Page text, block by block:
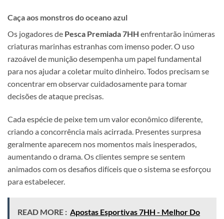
Caça aos monstros do oceano azul
Os jogadores de Pesca Premiada 7HH enfrentarão inúmeras
criaturas marinhas estranhas com imenso poder. O uso
razoável de munição desempenha um papel fundamental
para nos ajudar a coletar muito dinheiro. Todos precisam se
concentrar em observar cuidadosamente para tomar
decisões de ataque precisas.
Cada espécie de peixe tem um valor econômico diferente,
criando a concorrência mais acirrada. Presentes surpresa
geralmente aparecem nos momentos mais inesperados,
aumentando o drama. Os clientes sempre se sentem
animados com os desafios difíceis que o sistema se esforçou
para estabelecer.
READ MORE : Apostas Esportivas 7HH - Melhor Do